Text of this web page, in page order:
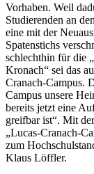
Vorhaben. Weil
Studierenden an
eine mit der
Spatenstichs
schlechthin für die
Kronach“ sei das
Cranach-Campus.
Campus unsere
bereits jetzt eine
greifbar ist“. Mit
„Lucas-Cranach-
zum
Klaus Löffler.